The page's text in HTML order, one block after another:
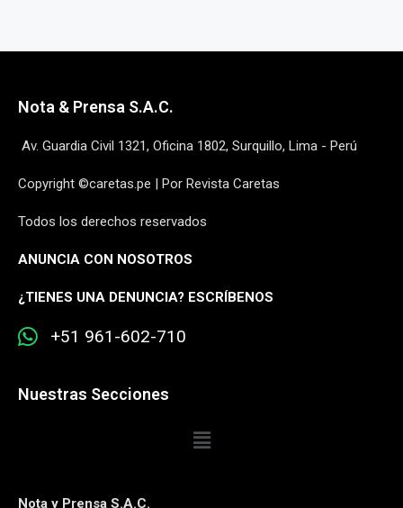
Nota & Prensa S.A.C.
Av. Guardia Civil 1321, Oficina 1802, Surquillo, Lima - Perú
Copyright ©caretas.pe | Por Revista Caretas
Todos los derechos reservados
ANUNCIA CON NOSOTROS
¿TIENES UNA DENUNCIA? ESCRÍBENOS
+51 961-602-710
Nuestras Secciones
Nota y Prensa S.A.C.